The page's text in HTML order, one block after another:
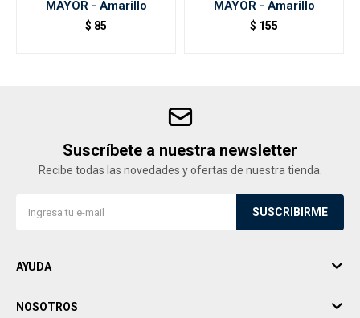
MAYOR - Amarillo
$ 85
MAYOR - Amarillo
$ 155
Suscríbete a nuestra newsletter
Recibe todas las novedades y ofertas de nuestra tienda.
SUSCRIBIRME
AYUDA
NOSOTROS